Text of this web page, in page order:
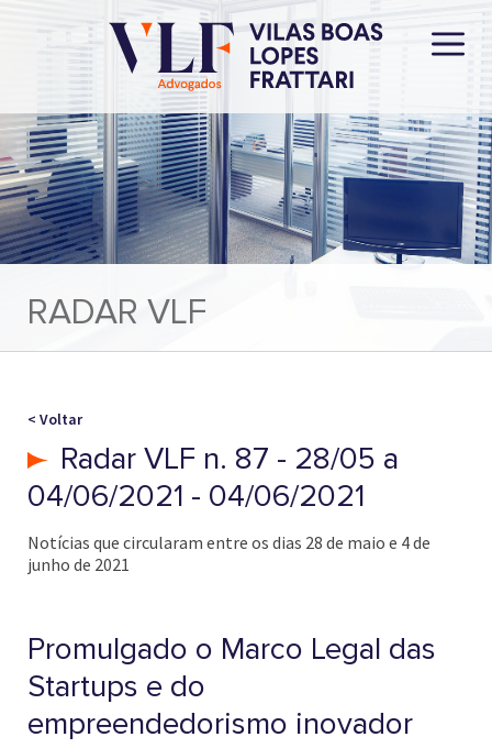
RADAR VLF
< Voltar
Radar VLF n. 87 - 28/05 a
04/06/2021 - 04/06/2021
Notícias que circularam entre os dias 28 de maio e 4 de
junho de 2021
Promulgado o Marco Legal das
Startups e do
empreendedorismo inovador